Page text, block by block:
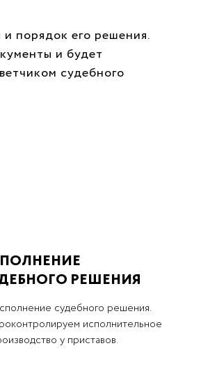
порядок его решения.
и будет
судебного
РЕШЕНИЯ
судебного решения.
исполнительное
у приставов.